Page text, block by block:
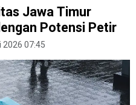
Jawa Timur
Potensi Petir
07:45